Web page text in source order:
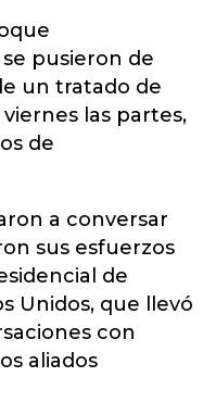
pusieron de
un tratado de
las partes,
de
a conversar
sus esfuerzos
de
Unidos, que llevó
con
aliados